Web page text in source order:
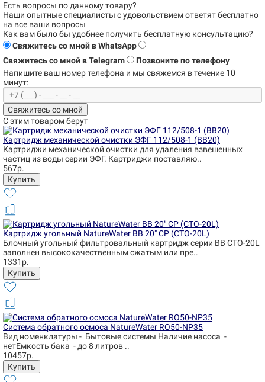
Есть вопросы по данному товару?
Наши опытные специалисты с удовольствиемответят бесплатно
на все ваши вопросы
Как вам было бы удобнее получить бесплатную консультацию?
Свяжитесь со мной в WhatsApp
Свяжитесь со мной в Telegram
Позвоните по телефону
Напишите ваш номер телефона и мы свяжемся в течение 10
минут:
Свяжитесь со мной
С этим товаром берут
Картридж механической очистки ЭФГ 112/508-1 (BB20)
Картриджи механической очистки для удаления взвешенных
частиц из воды серии ЭФГ. Картриджи поставляю..
567р.
Картридж угольный NatureWater BB 20" CP (CTO-20L)
Блочный угольный фильтровальный картридж серии BB CTO-20L
заполнен высококачественным сжатым или пре..
1331р.
Система обратного осмоса NatureWater RO50-NP35
Вид номенклатуры - Бытовые системы Наличие насоса -
нетЕмкость бака - до 8 литров ..
10457р.